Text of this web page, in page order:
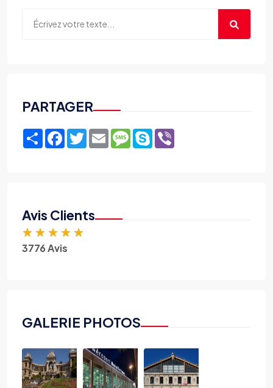
PARTAGER
ShareFacebook
TwitterEmailMessage
Skype
Avis Clients
★ ★ ★ ★ ★
3776 Avis
GALERIE PHOTOS